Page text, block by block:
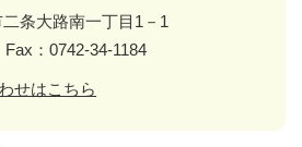
条大路南一丁目1－1
Fax：0742-34-1184
せはこちら